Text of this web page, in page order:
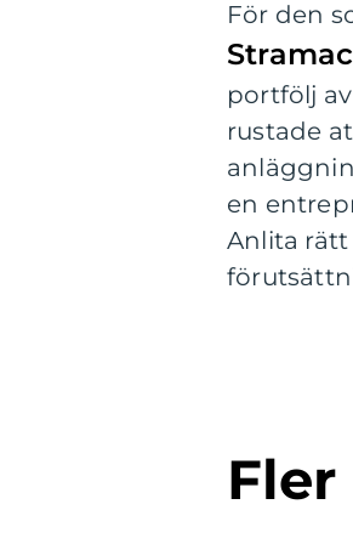
För den
portfölj
rustade
en
Anlita